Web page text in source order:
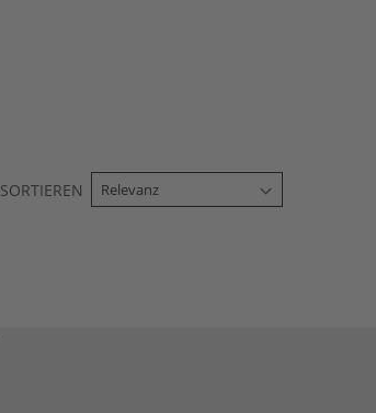
SORTIEREN